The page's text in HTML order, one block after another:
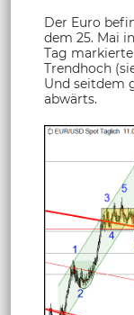
Der Euro
dem 25. Mai
Tag markierte
Trendhoch
Und seitdem
abwärts.